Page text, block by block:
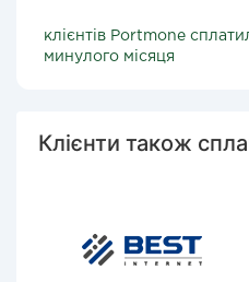
клієнтів Portmone
минулого місяця
Клієнти також